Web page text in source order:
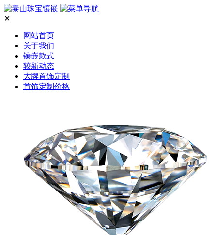
✕
网站首页
关于我们
镶嵌款式
较新动态
大牌首饰定制
首饰定制价格